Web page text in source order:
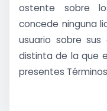
ostente sobre
concede ninguna
usuario sobre
distinta de la que
presentes